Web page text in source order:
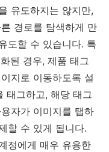
유도하지는 않지만,
경로를 탐색하게 만
도할 수 있습니다. 특
된 경우, 제품 태그
지로 이동하도록 설
태그하고, 해당 태그
자가 이미지를 탭하
할 수 있게 됩니다.
정에게 매우 유용한